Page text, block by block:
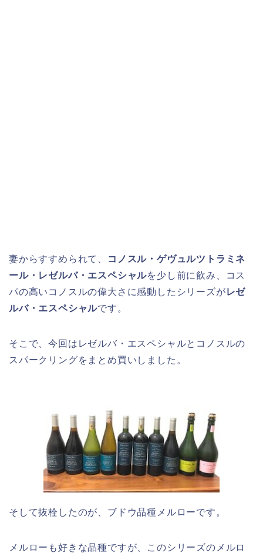
妻からすすめられて、
コノスル・ゲヴュルツトラミネ
ール・レゼルバ・エスペシャルを少し前に飲み、コス
パの高いコノスルの偉大さに感動したシリーズがレゼ
ルバ・エスペシャルです。
そこで、今回はレゼルバ・エスペシャルとコノスルの
スパークリングをまとめ買いしました。
そして抜栓したのが、ブドウ品種メルローです。
メルローも好きな品種ですが、このシリーズのメルロ